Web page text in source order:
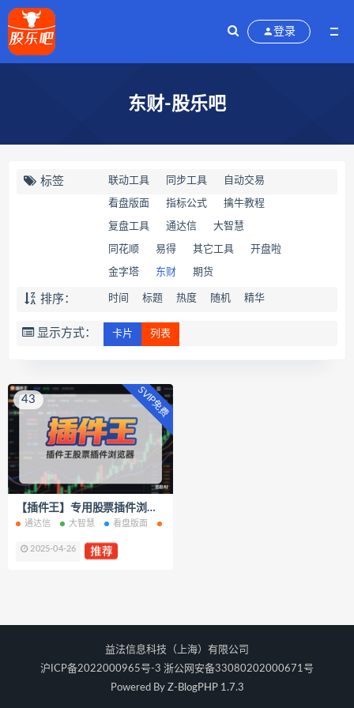
登录
东财-股乐吧
标签 联动工具 同步工具 自动交易
看盘版面 指标公式 擒牛教程
复盘工具 通达信 大智慧
同花顺 易得 其它工具 开盘啦
金字塔 东财 期货
排序： 时间 标题 热度 随机 精华
显示方式： 卡片 列表
43 SVIP免费
【插件王】专用股票插件浏览器
通达信 大智慧 看盘版面
2025-04-26
益法信息科技（上海）有限公司
沪ICP备2022000965号-3 浙公网安备33080202000671号
Powered By Z-BlogPHP 1.7.3